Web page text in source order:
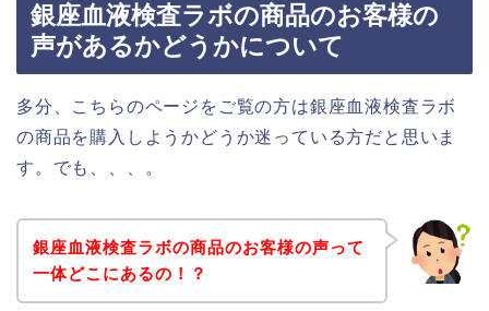
銀座血液検査ラボの商品のお客様の
声があるかどうかについて
多分、こちらのページをご覧の方は銀座血液検査ラボ
の商品を購入しようかどうか迷っている方だと思いま
す。でも、、、。
銀座血液検査ラボの商品のお客様の声って
一体どこにあるの！？